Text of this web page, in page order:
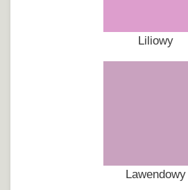
Liliowy
Lawendowy